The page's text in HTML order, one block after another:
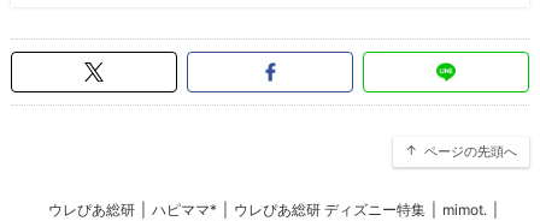
ページの先頭へ
ウレぴあ総研 ハピママ* ウレぴあ総研 ディズニー特集 mimot.